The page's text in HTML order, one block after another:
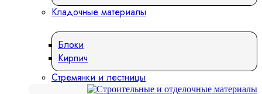
Кладочные материалы
Блоки
Кирпич
Стремянки и лестницы